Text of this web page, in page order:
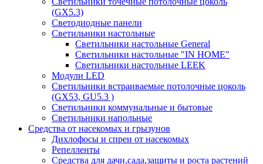
(GX5.3)
Светодиодные панели
Cветильники настольные
Светильники настольные General
Светильники настольные "IN HOME"
Светильники настольные LEEK
Модули LED
Светильники встраиваемые потолочные цоколь
(GX53, GU5.3 )
Светильники коммунальные и бытовые
Светильники напольные
Средства от насекомых и грызунов
Дихлофосы и спреи от насекомых
Репелленты
Средства для дачи,сада,защиты и роста растений